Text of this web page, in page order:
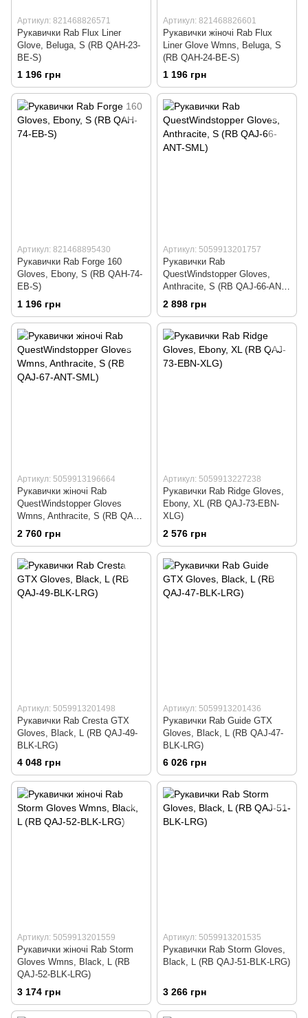
Артикул: 821468826571
Рукавички Rab Flux Liner
Glove, Beluga, S (RB QAH-23-
BE-S)
1 196 грн
Артикул: 821468826601
Рукавички жіночі Rab Flux
Liner Glove Wmns, Beluga, S
(RB QAH-24-BE-S)
1 196 грн
Артикул: 821468895430
Рукавички Rab Forge 160
Gloves, Ebony, S (RB QAH-74-
EB-S)
1 196 грн
Артикул: 5059913201757
Рукавички Rab
QuestWindstopper Gloves,
Anthracite, S (RB QAJ-66-ANT-
SML)
2 898 грн
Артикул: 5059913196664
Рукавички жіночі Rab
QuestWindstopper Gloves
Wmns, Anthracite, S (RB QAJ-
67-ANT-SML)
2 760 грн
Артикул: 5059913227238
Рукавички Rab Ridge Gloves,
Ebony, XL (RB QAJ-73-EBN-
XLG)
2 576 грн
Артикул: 5059913201498
Рукавички Rab Cresta GTX
Gloves, Black, L (RB QAJ-49-
BLK-LRG)
4 048 грн
Артикул: 5059913201436
Рукавички Rab Guide GTX
Gloves, Black, L (RB QAJ-47-
BLK-LRG)
6 026 грн
Артикул: 5059913201559
Рукавички жіночі Rab Storm
Gloves Wmns, Black, L (RB
QAJ-52-BLK-LRG)
3 174 грн
Артикул: 5059913201535
Рукавички Rab Storm Gloves,
Black, L (RB QAJ-51-BLK-LRG)
3 266 грн